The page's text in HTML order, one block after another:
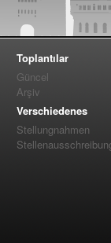
Toplantılar
Güncel
Arşiv
Verschiedenes
Stellungnahmen